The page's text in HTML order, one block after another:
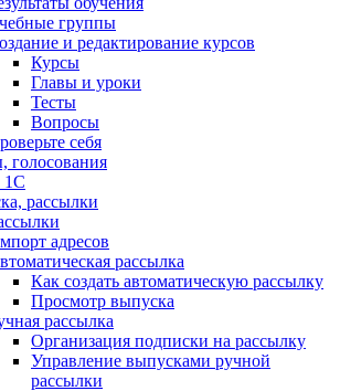
группы
и редактирование курсов
Курсы
Главы и уроки
Тесты
Вопросы
себя
голосования
1С
рассылки
адресов
рассылка
Как создать автоматическую рассылку
Просмотр выпуска
рассылка
Организация подписки на рассылку
Управление выпусками ручной
рассылки